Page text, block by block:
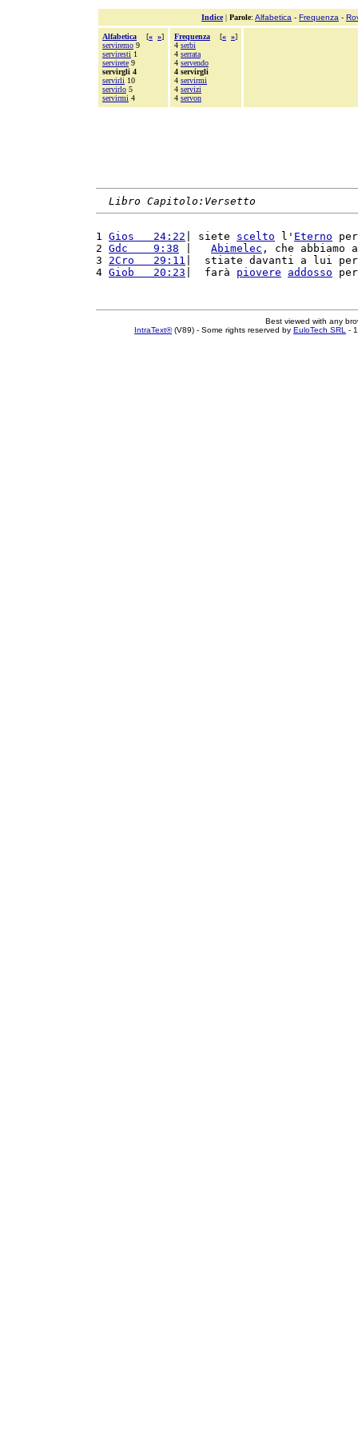
Indice| Parole: Alfabetica - Frequenza -
Alfabetica [« »]
serviremo 9
serviresti 1
servirete 9
servirgli 4
servirli 10
servirlo 5
servirmi 4
Frequenza [« »]
4 serbi
4 serrata
4 servendo
4 servirgli
4 servirmi
4 servizi
4 servon
Libro Capitolo:Versetto
1 Gios   24:22 | siete scelto l' Eterno
2 Gdc    9:38 Abimelec , che abbiamo
3 2Cro   29:11 |  stiate davanti a lui
4 Giob   20:23 |  farà piovere addosso
Best viewed with any
IntraText®(V89) - Some rights reserved by EuloTech SRL -